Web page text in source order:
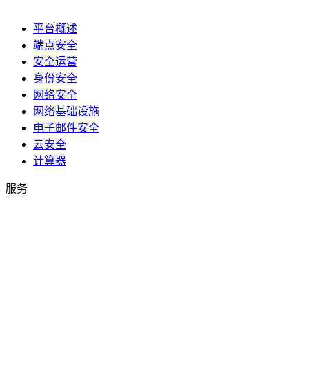
平台概述
端点安全
安全运营
身份安全
网络安全
网络基础设施
电子邮件安全
云安全
计算器
服务